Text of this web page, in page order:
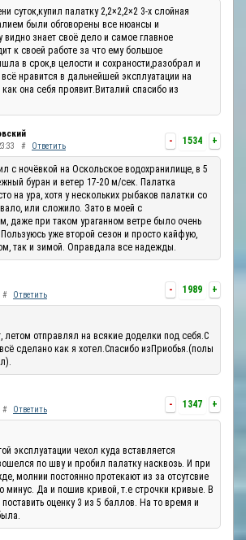
суток,купил палатку 2,2×2,2×2 3-х слойная
были обговорены все нюансы и
видно знает своё дело и самое главное
к своей работе за что ему большое
в срок,в целости и сохраности,разобрал и
нравится в дальнейшей эксплуатации на
она себя проявит.Виталий спасибо из
- 1534 +
# Ответить
с ночёвкой на Оскольское водохранилище, в 5
буран и ветер 17-20 м/сек. Палатка
на ура, хотя у нескольких рыбаков палатки со
или сложило. Зато в моей с
даже при таком ураганном ветре было очень
уже второй сезон и просто кайфую,
так и зимой. Оправдала все надежды.
- 1989 +
# Ответить
летом отправлял на всякие доделки под себя.С
сделано как я хотел.Спасибо изПриобья.(полы
- 1347 +
# Ответить
эксплуатации чехол куда вставляется
по шву и пробил палатку насквозь. И при
молнии постоянно протекают из за отсутсвие
минус. Да и пошив кривой, т.е строчки кривые. В
оценку 3 из 5 баллов. На то время и